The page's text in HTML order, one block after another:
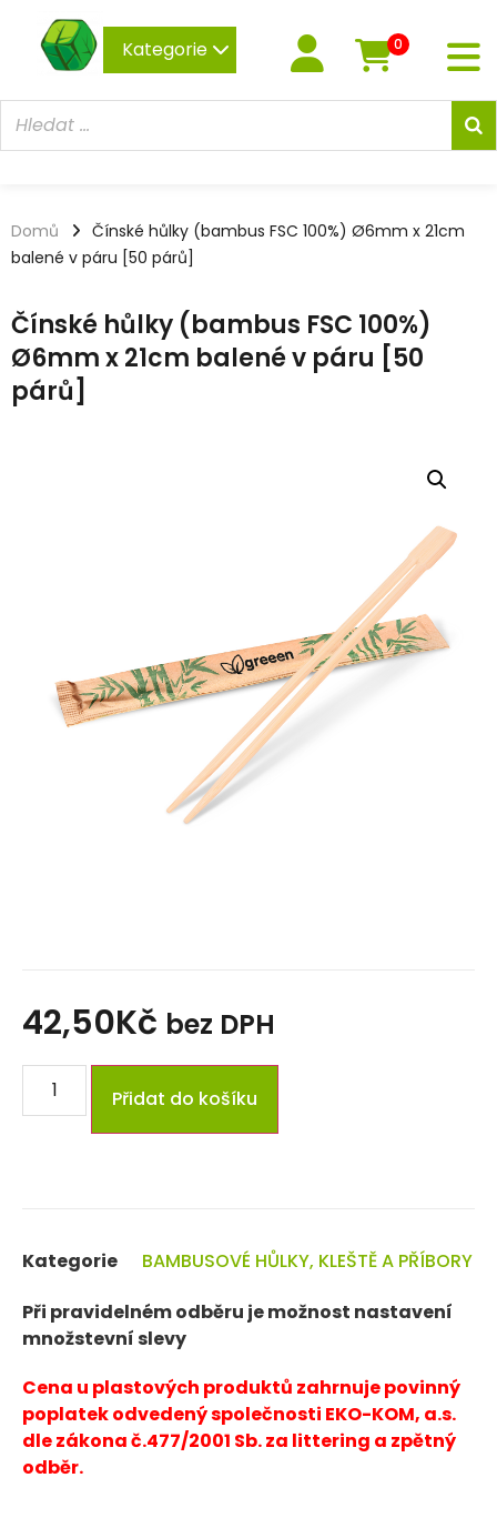
Kategorie 0
Domů
Čínské hůlky (bambus FSC 100%) Ø6mm x 21cm
balené v páru [50 párů]
Čínské hůlky (bambus FSC 100%)
Ø6mm x 21cm balené v páru [50
párů]
42,50Kč bez DPH
Přidat do košíku
Kategorie BAMBUSOVÉ HŮLKY, KLEŠTĚ A PŘÍBORY
Při pravidelném odběru je možnost nastavení
množstevní slevy
Cena u plastových produktů zahrnuje povinný
poplatek odvedený společnosti EKO-KOM, a.s.
dle zákona č.477/2001 Sb. za littering a zpětný
odběr.